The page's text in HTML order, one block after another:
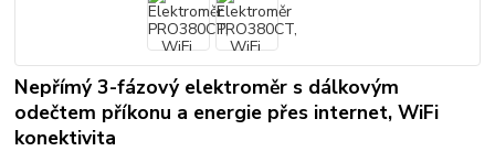
Nepřímý 3-fázový elektroměr s dálkovým
odečtem příkonu a energie přes internet, WiFi
konektivita